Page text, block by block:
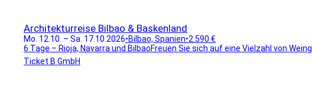
Architekturreise Bilbao & Baskenland
Mo. 12.10. – Sa. 17.10.2026•Bilbao, Spanien•2.590 €
6 Tage – Rioja, Navarra und BilbaoFreuen Sie sich auf eine Vielzahl von
Ticket B GmbH